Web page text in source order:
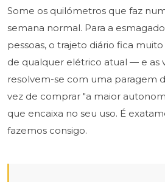
Some os quilómetros que faz
semana normal. Para a
pessoas, o trajeto diário fica
de qualquer elétrico atual — e as
resolvem-se com uma paragem
vez de comprar "a maior
que encaixa no seu uso. É
fazemos consigo.